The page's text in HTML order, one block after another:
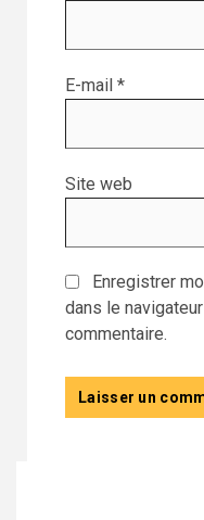
E-mail *
Site web
Enregistrer
dans le
commentaire.